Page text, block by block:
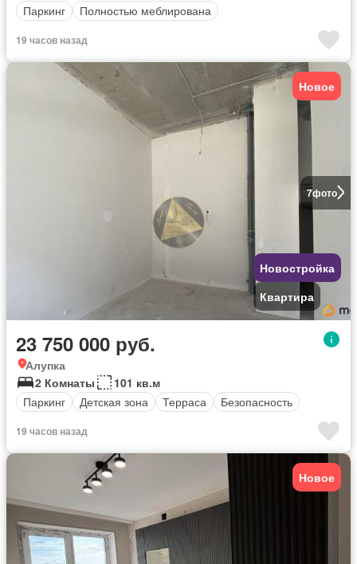
Паркинг
Полностью меблирована
19 часов назад
7фото
Новое
Новостройка
Квартира
23 750 000 руб.
Алупка
2 Комнаты
101 кв.м
Паркинг
Детская зона Терраса Безопасность
19 часов назад
Новое